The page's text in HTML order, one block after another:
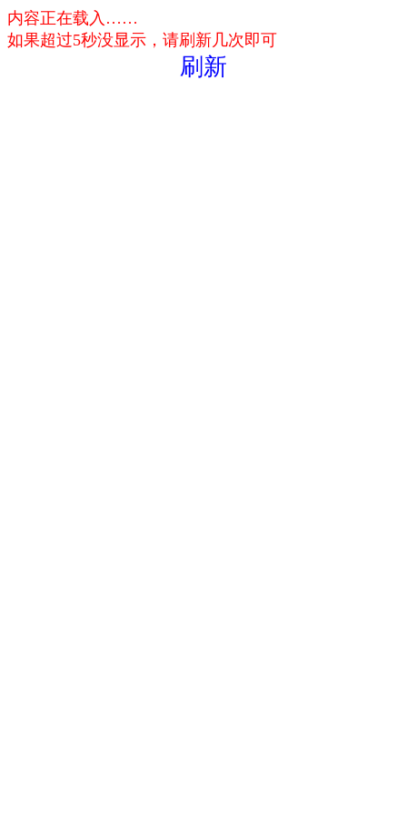
内容正在载入……
如果超过5秒没显示，请刷新几次即可
刷新